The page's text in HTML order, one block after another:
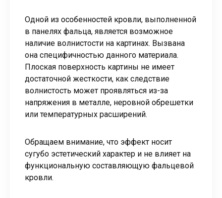
Одной из особенностей кровли, выполненной
в панелях фальца, является возможное
наличие волнистости на картинах. Вызвана
она специфичностью данного материала.
Плоская поверхность картины не имеет
достаточной жесткости, как следствие
волнистость может проявляться из-за
напряжения в металле, неровной обрешетки
или температурных расширений.
Обращаем внимание, что эффект носит
сугубо эстетический характер и не влияет на
функциональную составляющую фальцевой
кровли.